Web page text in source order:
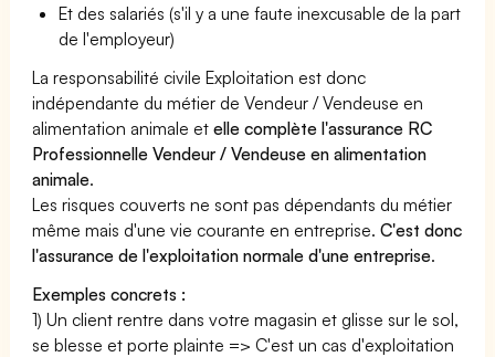
Et des salariés (s'il y a une faute inexcusable de la part
de l'employeur)
La responsabilité civile Exploitation est donc
indépendante du métier de Vendeur / Vendeuse en
alimentation animale etelle complète l'assurance RC
Professionnelle Vendeur / Vendeuse en alimentation
animale.
Les risques couverts ne sont pas dépendants du métier
même mais d'une vie courante en entreprise.C'est donc
l'assurance de l'exploitation normale d'une entreprise.
Exemples concrets :
1) Un client rentre dans votre magasin et glisse sur le sol,
se blesse et porte plainte => C'est un cas d'exploitation